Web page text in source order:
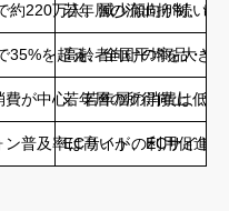
約220万人。減少傾向が続いて
若年層の流出抑制、出
35%を超え、全国平均を大き
高齢者向けの商品・サ
費が中心。若年層の消費は低迷
若年層の所得向上、消
ン普及率は高いが、ECサイト
ECサイトの利用促進